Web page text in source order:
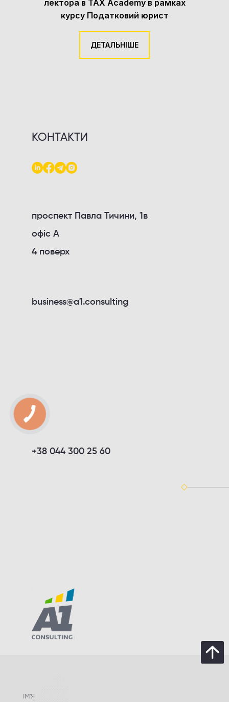
лектора в TAX Academy в рамках
курсу Податковий юрист
ДЕТАЛЬНІШЕ
КОНТАКТИ
проспект Павла Тичини, 1в
офіс А
4 поверх
business@a1.consulting
+38 044 300 25 60